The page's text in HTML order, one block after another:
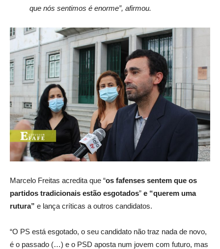
que nós sentimos é enorme”, afirmou.
Marcelo Freitas acredita que “os fafenses sentem que os
partidos tradicionais estão esgotados” e “querem uma
rutura” e lança críticas a outros candidatos.
“O PS está esgotado, o seu candidato não traz nada de novo,
é o passado (…) e o PSD aposta num jovem com futuro, mas